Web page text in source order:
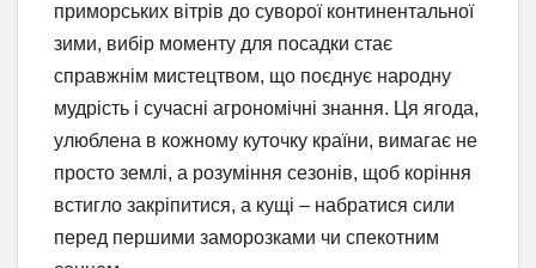
приморських вітрів до суворої континентальної
зими, вибір моменту для посадки стає
справжнім мистецтвом, що поєднує народну
мудрість і сучасні агрономічні знання. Ця ягода,
улюблена в кожному куточку країни, вимагає не
просто землі, а розуміння сезонів, щоб коріння
встигло закріпитися, а кущі – набратися сили
перед першими заморозками чи спекотним